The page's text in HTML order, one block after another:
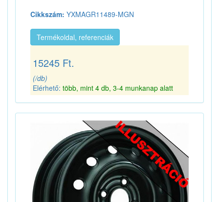
Cikkszám: YXMAGR11489-MGN
Termékoldal, referenciák
15245 Ft.
(/db)
Elérhető: több, mint 4 db, 3-4 munkanap alatt